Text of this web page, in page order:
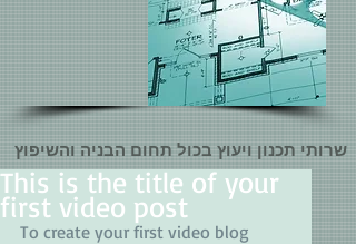
שרותי תכנון ויעוץ בכול תחום הבניה והשיפוץ
This is the title of your
first video post
To create your first video blog